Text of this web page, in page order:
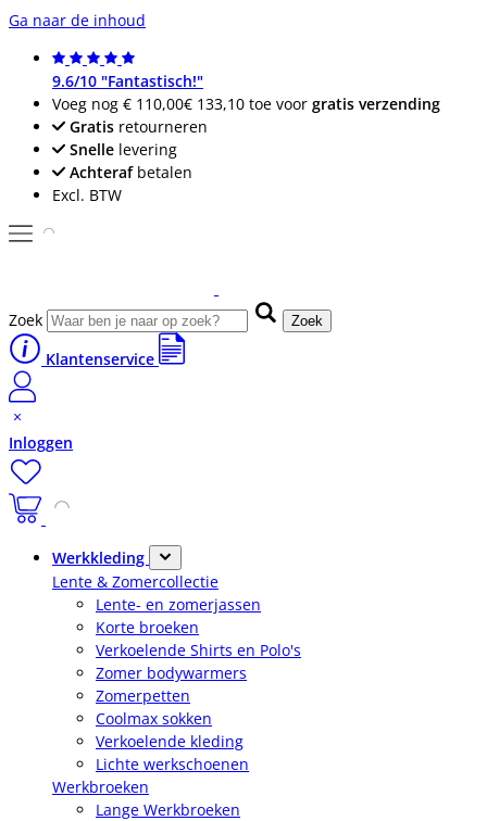
Ga naar de inhoud
9.6/10 "Fantastisch!"
Voeg nog € 110,00€ 133,10 toe voor gratis verzending
Gratis retourneren
Snelle levering
Achterafbetalen
Excl. BTW
Zoek Zoek
Klantenservice
Inloggen
Werkkleding
Lente & Zomercollectie
Lente- en zomerjassen
Korte broeken
Verkoelende Shirts en Polo's
Zomer bodywarmers
Zomerpetten
Coolmax sokken
Verkoelende kleding
Lichte werkschoenen
Werkbroeken
Lange Werkbroeken